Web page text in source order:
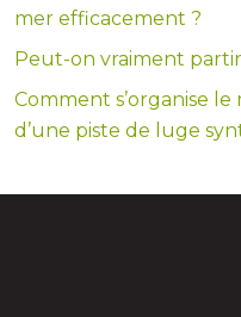
mer efficacement ?
Peut-on vraiment partir
Comment s’organise
d’une piste de luge